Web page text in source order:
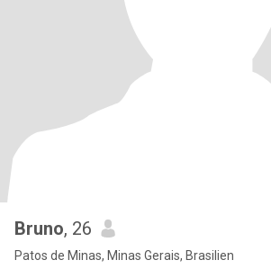
Bruno, 26
Patos de Minas, Minas Gerais, Brasilien